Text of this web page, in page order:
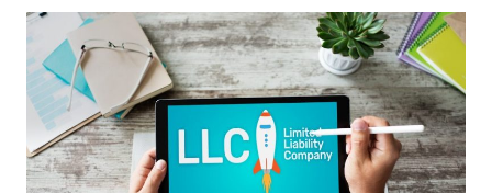
MURAH
DI
TAOBAO
MALAYSIA
TANPA
RISAUKAN
KOS